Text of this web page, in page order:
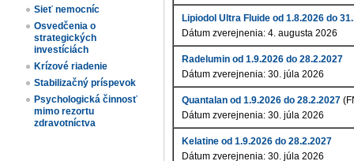
Sieť nemocníc
Osvedčenia o
strategických
investíciách
Krízové riadenie
Stabilizačný príspevok
Psychologická činnosť
mimo rezortu
zdravotníctva
Lipiodol Ultra Fluide od 1.8.2026 do
Dátum zverejnenia: 4. augusta 2026
Radelumin od 1.9.2026 do 28.2.2027
Dátum zverejnenia: 30. júla 2026
Quantalan od 1.9.2026 do 28.2.2027
Dátum zverejnenia: 30. júla 2026
Kelatine od 1.9.2026 do 28.2.2027
Dátum zverejnenia: 30. júla 2026